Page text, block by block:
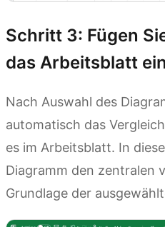
Schritt 3: Fügen
das Arbeitsblatt ein
Nach Auswahl des
automatisch das
es im Arbeitsblatt. In
Diagramm den zentralen
Grundlage der